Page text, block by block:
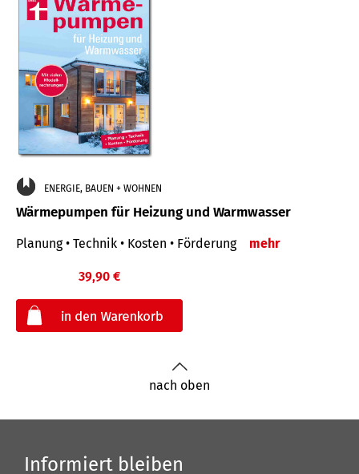
ENERGIE, BAUEN + WOHNEN
Wärmepumpen für Heizung und Warmwasser
Planung • Technik • Kosten • Förderung mehr
39,90 €
nach oben
Informiert bleiben